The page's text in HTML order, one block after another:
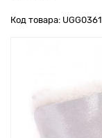
Код товара: UGG0361